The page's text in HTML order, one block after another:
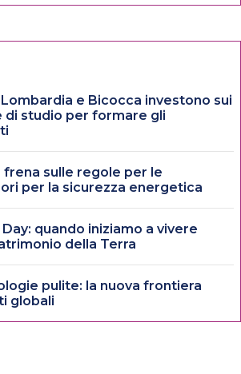
e Bicocca investono sui
di studio per formare gli
frena sulle regole per le
per la sicurezza energetica
quando iniziamo a vivere
della Terra
pulite: la nuova frontiera
globali